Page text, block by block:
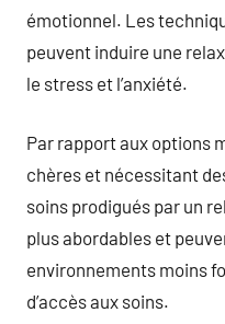
émotionnel. Les
peuvent induire une
le stress et l’anxiété.
Par rapport aux options
chères et nécessitant
soins prodigués par un
plus abordables et
environnements moins
d’accès aux soins.